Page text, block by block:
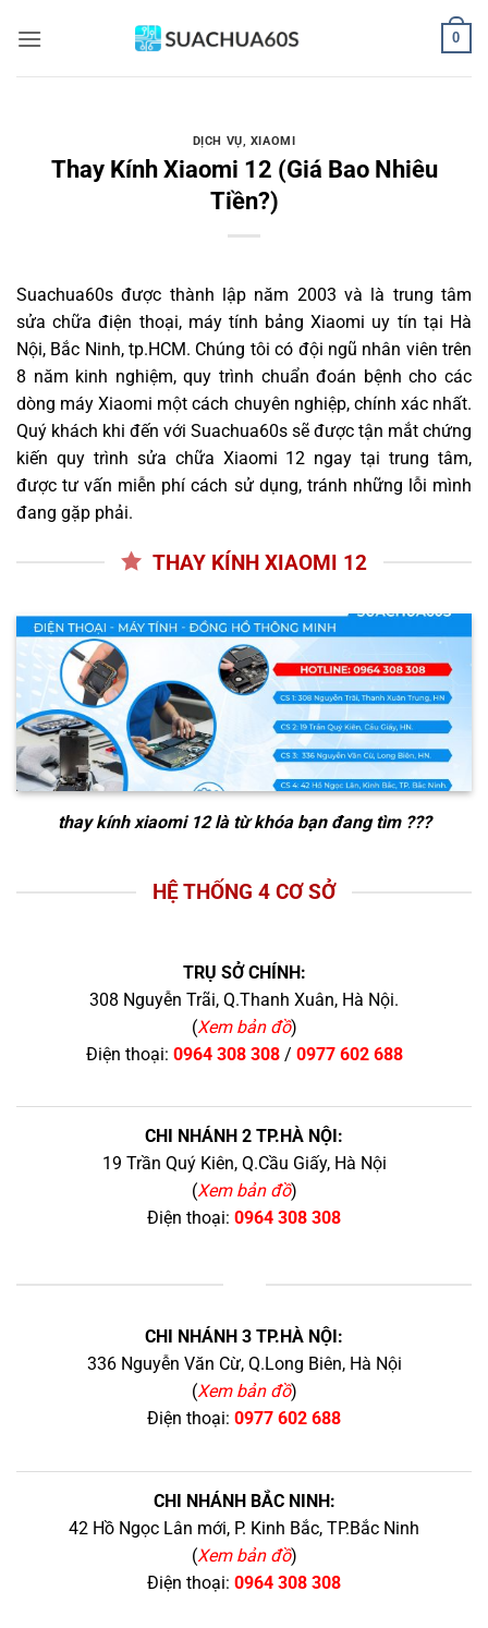
qua
0
DỊCH VỤ, XIAOMI
Thay Kính Xiaomi 12 (Giá Bao Nhiêu
Tiền?)
Suachua60s được thành lập năm 2003 và là trung tâm
sửa chữa điện thoại, máy tính bảng Xiaomi uy tín tại Hà
Nội, Bắc Ninh, tp.HCM. Chúng tôi có đội ngũ nhân viên trên
8 năm kinh nghiệm, quy trình chuẩn đoán bệnh cho các
dòng máy Xiaomi một cách chuyên nghiệp, chính xác nhất.
Quý khách khi đến với Suachua60s sẽ được tận mắt chứng
kiến quy trình sửa chữa Xiaomi 12 ngay tại trung tâm,
được tư vấn miễn phí cách sử dụng, tránh những lỗi mình
đang gặp phải.
THAY KÍNH XIAOMI 12
thay kính xiaomi 12là từ khóa bạn đang tìm ???
HỆ THỐNG 4 CƠ SỞ
TRỤ SỞ CHÍNH:
308 Nguyễn Trãi, Q.Thanh Xuân, Hà Nội.
(Xem bản đồ)
Điện thoại: 0964 308 308/ 0977 602 688
CHI NHÁNH 2 TP.HÀ NỘI:
19 Trần Quý Kiên, Q.Cầu Giấy, Hà Nội
(Xem bản đồ)
Điện thoại: 0964 308 308
CHI NHÁNH 3 TP.HÀ NỘI:
336 Nguyễn Văn Cừ, Q.Long Biên, Hà Nội
(Xem bản đồ)
Điện thoại: 0977 602 688
CHI NHÁNH BẮC NINH:
42 Hồ Ngọc Lân mới, P. Kinh Bắc, TP.Bắc Ninh
(Xem bản đồ)
Điện thoại: 0964 308 308